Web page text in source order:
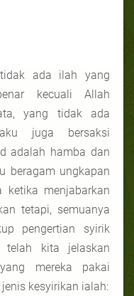
ada ilah yang
kecuali Allah
yang tidak ada
juga bersaksi
adalah hamba dan
beragam ungkapan
menjabarkan
tetapi, semuanya
pengertian syirik
telah kita jelaskan
mereka pakai
kesyirikan ialah: